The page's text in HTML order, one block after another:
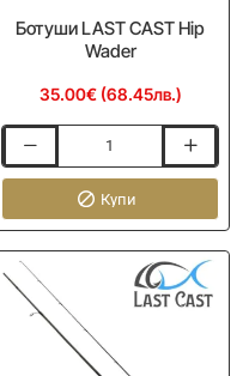
Ботуши LAST CAST Hip
Wader
35.00€ (68.45лв.)
LAST
Hip
Wader
Купи